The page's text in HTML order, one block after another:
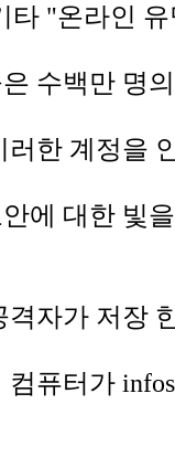
타 "온라인
수백만 명
한 계정을
에 대한 빛
격자가 저장
퓨터가